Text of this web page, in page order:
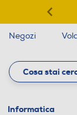
Negozi
Informatica